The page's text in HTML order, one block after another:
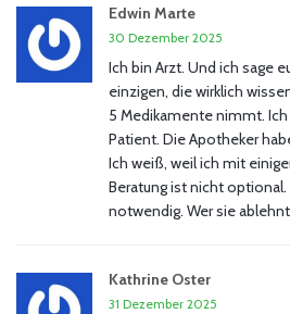
Edwin Marte
30 Dezember 2025
Ich bin Arzt. Und ich sage
einzigen, die wirklich
5 Medikamente nimmt.
Patient. Die Apotheker
Ich weiß, weil ich mit
Beratung ist nicht
notwendig. Wer sie
Kathrine Oster
31 Dezember 2025